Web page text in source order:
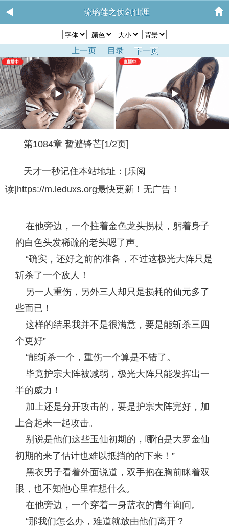
琉璃莲之仗剑仙涯
上一页 目录 下一页
第1084章 暂避锋芒[1/2页]
天才一秒记住本站地址：[乐阅
读]https://m.leduxs.org最快更新！无广告！
在他旁边，一个拄着金色龙头拐杖，躬着身子
的白色头发稀疏的老头嗯了声。
“确实，还好之前的准备，不过这极光大阵只是
斩杀了一个敌人！
另一人重伤，另外三人却只是损耗的仙元多了
些而已！
这样的结果我并不是很满意，要是能斩杀三四
个更好”
“能斩杀一个，重伤一个算是不错了。
毕竟护宗大阵被减弱，极光大阵只能发挥出一
半的威力！
加上还是分开攻击的，要是护宗大阵完好，加
上合起来一起攻击。
别说是他们这些玉仙初期的，哪怕是大罗金仙
初期的来了估计也难以抵挡的的下来！”
黑衣男子看着外面说道，双手抱在胸前眯着双
眼，也不知他心里在想什么。
在他旁边，一个穿着一身蓝衣的青年询问。
“那我们怎么办，难道就放由他们离开？